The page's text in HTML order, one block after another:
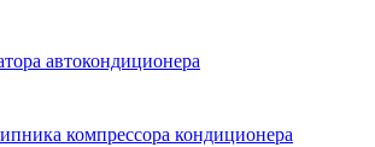
автокондиционера
компрессора кондиционера